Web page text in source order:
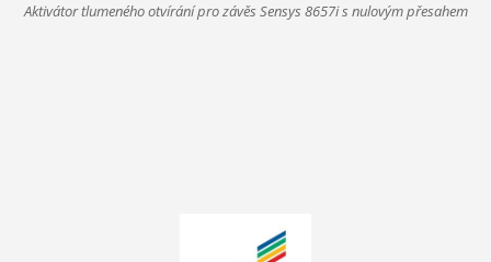
Aktivátor tlumeného otvírání pro závěs Sensys 8657i s nulovým přesahem